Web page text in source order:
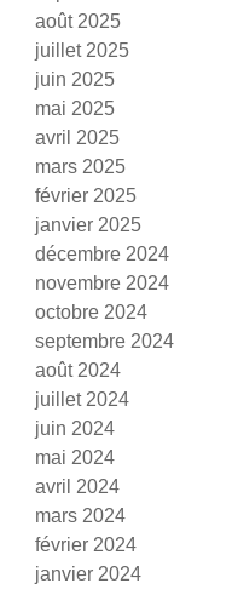
août 2025
juillet 2025
juin 2025
mai 2025
avril 2025
mars 2025
février 2025
janvier 2025
décembre 2024
novembre 2024
octobre 2024
septembre 2024
août 2024
juillet 2024
juin 2024
mai 2024
avril 2024
mars 2024
février 2024
janvier 2024